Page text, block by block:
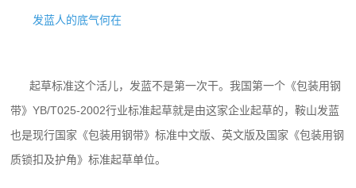
发蓝人的底气何在
起草标准这个活儿，发蓝不是第一次干。我国第一个《包装用钢
带》YB/T025-2002行业标准起草就是由这家企业起草的，鞍山发蓝
也是现行国家《包装用钢带》标准中文版、英文版及国家《包装用钢
质锁扣及护角》标准起草单位。